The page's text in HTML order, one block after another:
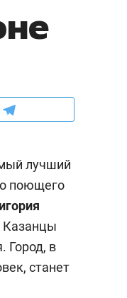
лучший
поющего
Казанцы
Город, в
станет
чем интересен Оман?